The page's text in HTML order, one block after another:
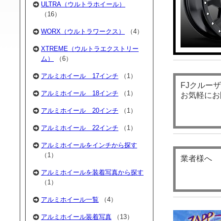
FJクルー
お気軽に
業者様へ
ULTRA（ウルトラホイール）
（16）
WORX（ウルトラワークス） （4）
XTREME（ウルトラエクストリー
ム）
（6）
アルミホイール 17インチ （1）
アルミホイール 18インチ （1）
アルミホイール 20インチ （1）
アルミホイール 22インチ （1）
アルミホイールをインチから探す
（1）
アルミホイールを装着写真から探す
（1）
アルミホイール一覧 （4）
アルミホイール装着写真 （13）